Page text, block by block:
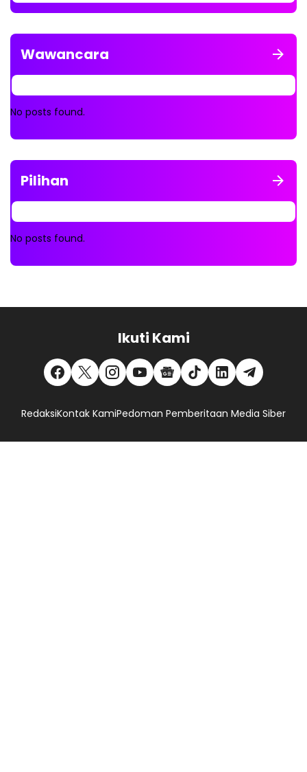
Wawancara
No posts found.
Pilihan
No posts found.
Ikuti Kami
RedaksiKontak KamiPedoman Pemberitaan Media Siber